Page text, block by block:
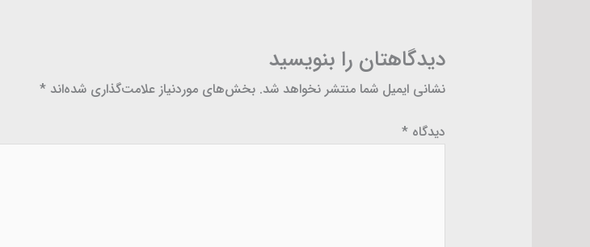
دیدگاهتان را بنویسید
نشانی ایمیل شما منتشر نخواهد شد. بخش‌های موردنیاز علامت‌گذاری شده‌اند *
دیدگاه *